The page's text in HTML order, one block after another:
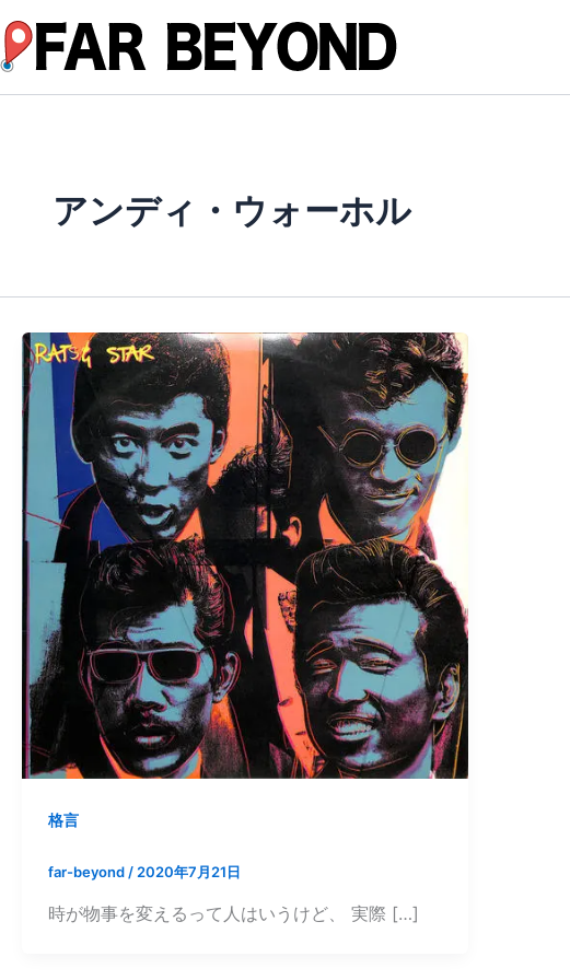
容
を
ス
アンディ・ウォーホル
格言
far-beyond / 2020年7月21日
時が物事を変えるって人はいうけど、 実際 […]